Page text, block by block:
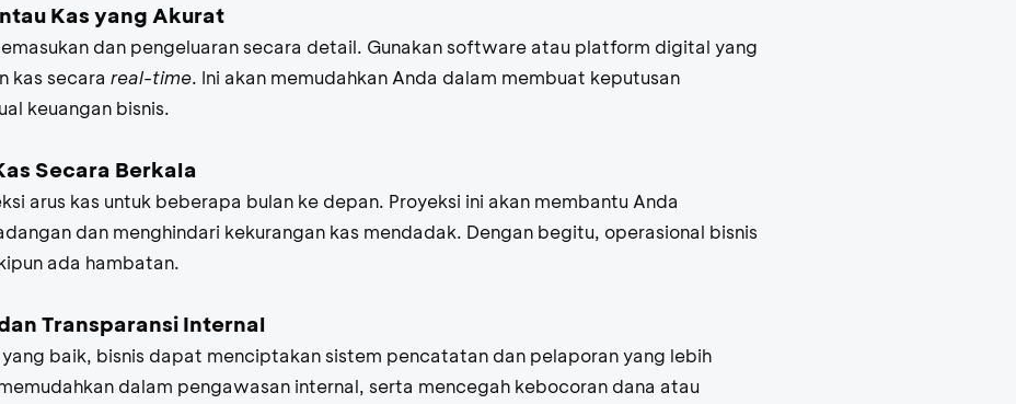
Kas yang Akurat
dan pengeluaran secara detail. Gunakansoftware atau platform digital yang
kas secara real-time. Ini akan memudahkan Anda dalam membuat keputusan
keuangan bisnis.
Secara Berkala
arus kas untuk beberapa bulan ke depan. Proyeksi ini akan membantu Anda
dan menghindari kekurangan kas mendadak. Dengan begitu, operasional bisnis
ada hambatan.
Transparansi Internal
baik, bisnis dapat menciptakan sistem pencatatan dan pelaporan yang lebih
dalam pengawasan internal, serta mencegah kebocoran dana atau